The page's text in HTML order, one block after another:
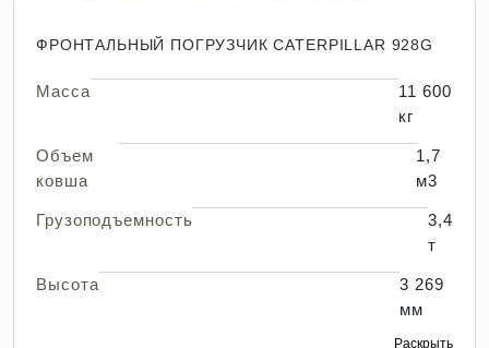
ФРОНТАЛЬНЫЙ ПОГРУЗЧИК CATERPILLAR 928G
Масса
11 600
кг
Объем
ковша
1,7
м3
Грузоподъемность
3,4
т
Высота
3 269
мм
Раскрыть